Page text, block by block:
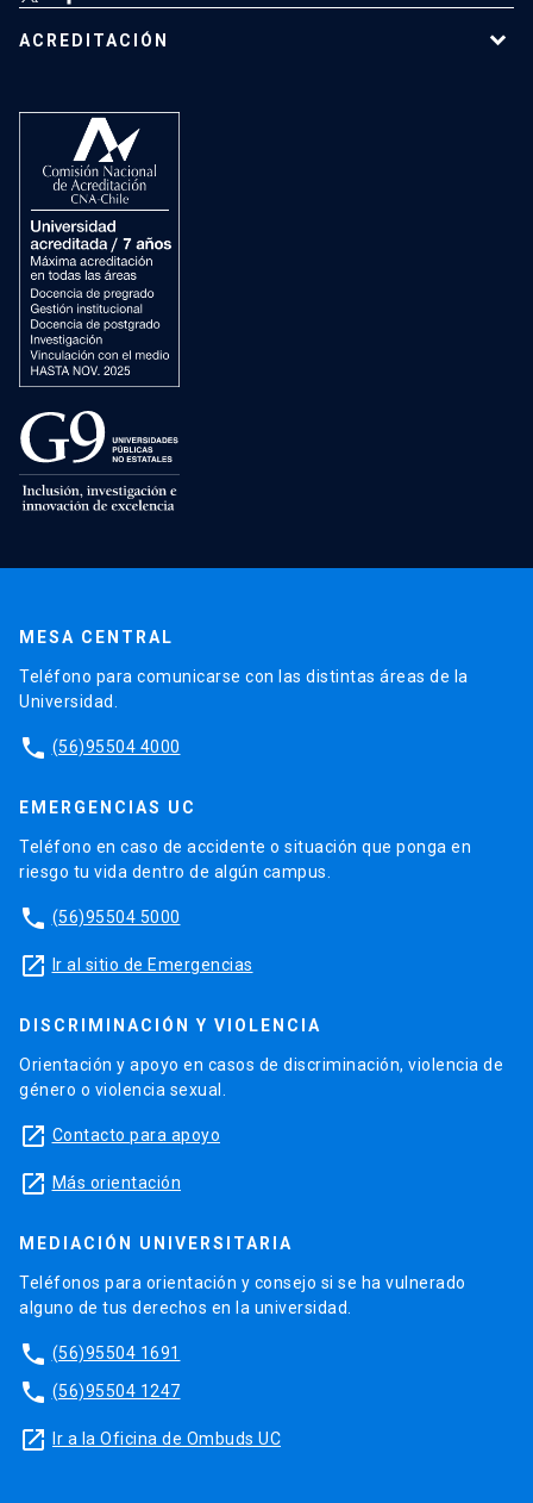
ACREDITACIÓN
MESA CENTRAL
Teléfono para comunicarse con las distintas áreas de la
Universidad.
phone (56)95504 4000
EMERGENCIAS UC
Teléfono en caso de accidente o situación que ponga en
riesgo tu vida dentro de algún campus.
phone (56)95504 5000
launch Ir al sitio de Emergencias
DISCRIMINACIÓN Y VIOLENCIA
Orientación y apoyo en casos de discriminación, violencia de
género o violencia sexual.
launch Contacto para apoyo
launch Más orientación
MEDIACIÓN UNIVERSITARIA
Teléfonos para orientación y consejo si se ha vulnerado
alguno de tus derechos en la universidad.
phone (56)95504 1691
phone (56)95504 1247
launch Ir a la Oficina de Ombuds UC